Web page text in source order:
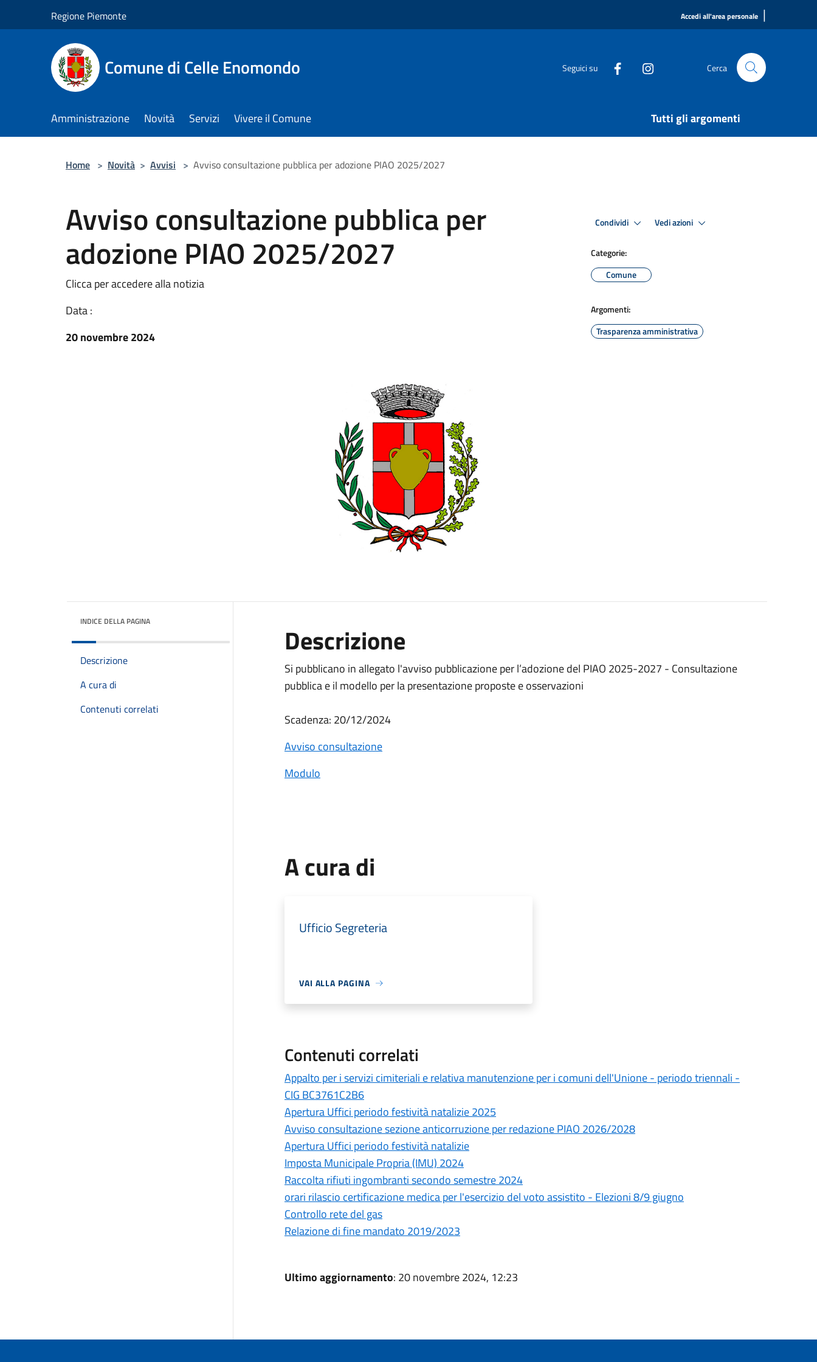
Regione Piemonte Accedi all'area personale |
Comune di Celle Enomondo Seguici su Cerca
Amministrazione Novità Servizi Vivere il Comune Tutti gli argomenti
Home > Novità > Avvisi > Avviso consultazione pubblica per adozione PIAO 2025/2027
Avviso consultazione pubblica per
adozione PIAO 2025/2027
Clicca per accedere alla notizia
Data :
20 novembre 2024
Condividi Vedi azioni
Categorie:
Comune
Argomenti:
Trasparenza amministrativa
INDICE DELLA PAGINA
Descrizione
A cura di
Contenuti correlati
Descrizione
Si pubblicano in allegato l'avviso pubblicazione per l’adozione del PIAO 2025-2027 - Consultazione
pubblica e il modello per la presentazione proposte e osservazioni
Scadenza: 20/12/2024
Avviso consultazione
Modulo
A cura di
Ufficio Segreteria
VAI ALLA PAGINA
Contenuti correlati
Appalto per i servizi cimiteriali e relativa manutenzione per i comuni dell'Unione - periodo triennali -
CIG BC3761C2B6
Apertura Uffici periodo festività natalizie 2025
Avviso consultazione sezione anticorruzione per redazione PIAO 2026/2028
Apertura Uffici periodo festività natalizie
Imposta Municipale Propria (IMU) 2024
Raccolta rifiuti ingombranti secondo semestre 2024
orari rilascio certificazione medica per l'esercizio del voto assistito - Elezioni 8/9 giugno
Controllo rete del gas
Relazione di fine mandato 2019/2023
Ultimo aggiornamento: 20 novembre 2024, 12:23